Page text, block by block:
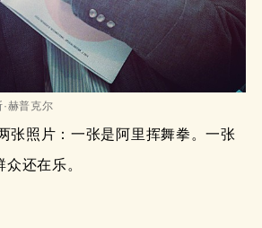
赫普克尔
张照片：一张是阿里挥舞拳。一张
还在乐。